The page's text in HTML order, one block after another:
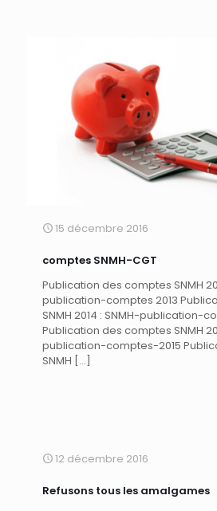
15 décembre 2016
comptes SNMH-CGT
Publication des comptes SNMH
publication-comptes 2013
SNMH 2014 : SNMH-publication-
Publication des comptes SNMH
publication-comptes-2015
SNMH […]
12 décembre 2016
Refusons tous les amalgames